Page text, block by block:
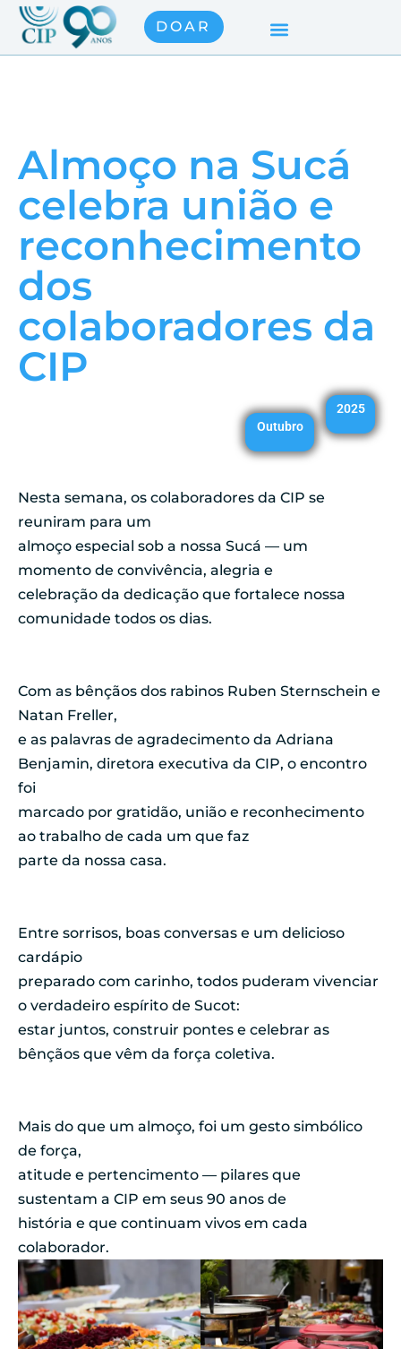
DOAR
Almoço na Sucá
celebra união e
reconhecimento
dos
colaboradores da
CIP
Outubro
2025
Nesta semana, os colaboradores da CIP se
reuniram para um
almoço especial sob a nossa Sucá — um
momento de convivência, alegria e
celebração da dedicação que fortalece nossa
comunidade todos os dias.
Com as bênçãos dos rabinos Ruben Sternschein e
Natan Freller,
e as palavras de agradecimento da Adriana
Benjamin, diretora executiva da CIP, o encontro
foi
marcado por gratidão, união e reconhecimento
ao trabalho de cada um que faz
parte da nossa casa.
Entre sorrisos, boas conversas e um delicioso
cardápio
preparado com carinho, todos puderam vivenciar
o verdadeiro espírito de Sucot:
estar juntos, construir pontes e celebrar as
bênçãos que vêm da força coletiva.
Mais do que um almoço, foi um gesto simbólico
de força,
atitude e pertencimento — pilares que
sustentam a CIP em seus 90 anos de
história e que continuam vivos em cada
colaborador.